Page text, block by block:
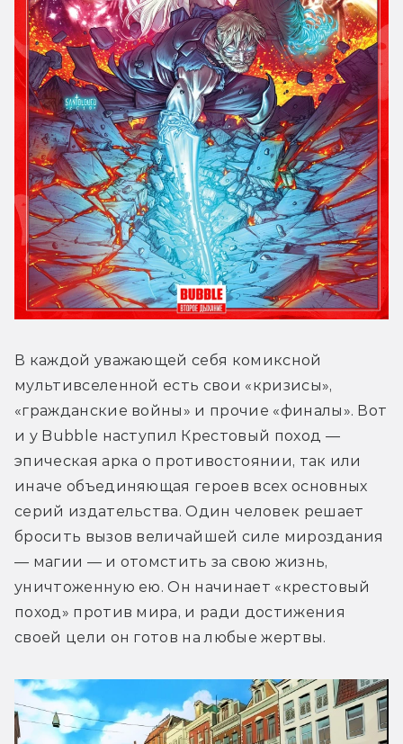
В каждой уважающей себя комиксной
мультивселенной есть свои «кризисы»,
«гражданские войны» и прочие «финалы». Вот
и у Bubble наступил Крестовый поход —
эпическая арка о противостоянии, так или
иначе объединяющая героев всех основных
серий издательства. Один человек решает
бросить вызов величайшей силе мироздания
— магии — и отомстить за свою жизнь,
уничтоженную ею. Он начинает «крестовый
поход» против мира, и ради достижения
своей цели он готов на любые жертвы.